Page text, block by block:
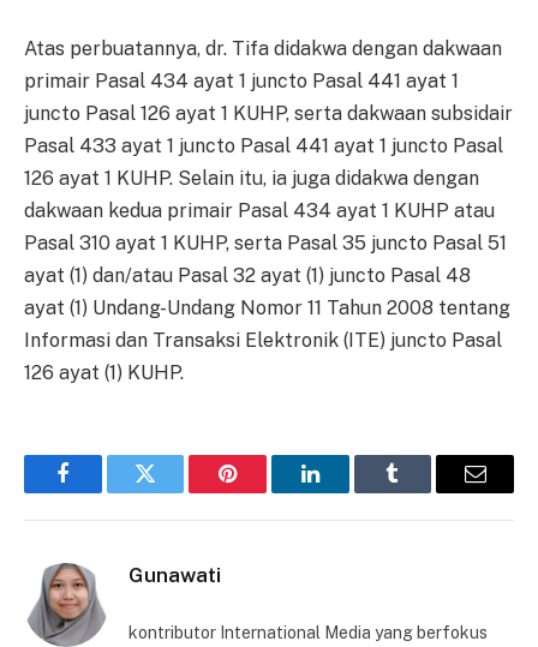
Atas perbuatannya, dr. Tifa didakwa dengan dakwaan
primair Pasal 434 ayat 1 juncto Pasal 441 ayat 1
juncto Pasal 126 ayat 1 KUHP, serta dakwaan subsidair
Pasal 433 ayat 1 juncto Pasal 441 ayat 1 juncto Pasal
126 ayat 1 KUHP. Selain itu, ia juga didakwa dengan
dakwaan kedua primair Pasal 434 ayat 1 KUHP atau
Pasal 310 ayat 1 KUHP, serta Pasal 35 juncto Pasal 51
ayat (1) dan/atau Pasal 32 ayat (1) juncto Pasal 48
ayat (1) Undang-Undang Nomor 11 Tahun 2008 tentang
Informasi dan Transaksi Elektronik (ITE) juncto Pasal
126 ayat (1) KUHP.
FacebookTwitter Pinterest LinkedInTumblr Email
Gunawati
kontributor International Media yang berfokus